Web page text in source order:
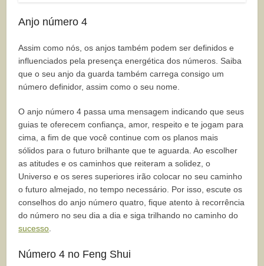
Anjo número 4
Assim como nós, os anjos também podem ser definidos e
influenciados pela presença energética dos números. Saiba
que o seu anjo da guarda também carrega consigo um
número definidor, assim como o seu nome.
O anjo número 4 passa uma mensagem indicando que seus
guias te oferecem confiança, amor, respeito e te jogam para
cima, a fim de que você continue com os planos mais
sólidos para o futuro brilhante que te aguarda. Ao escolher
as atitudes e os caminhos que reiteram a solidez, o
Universo e os seres superiores irão colocar no seu caminho
o futuro almejado, no tempo necessário. Por isso, escute os
conselhos do anjo número quatro, fique atento à recorrência
do número no seu dia a dia e siga trilhando no caminho do
sucesso
Número 4 no Feng Shui